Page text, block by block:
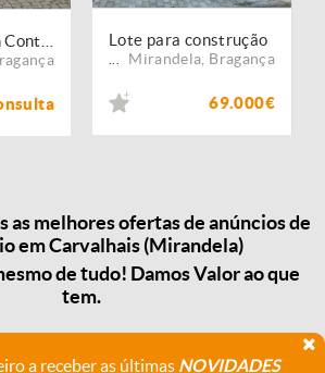
Lote para construção
Mirandela Bragança
69.000€
as melhores ofertas de anúncios de
em Carvalhais (Mirandela)
de tudo! Damos Valor ao que
tem.
a receber as últimas NOVIDADES